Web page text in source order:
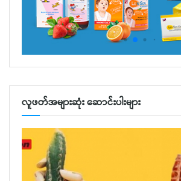
လူဖတ်အများဆုံး ဆောင်းပါးများ